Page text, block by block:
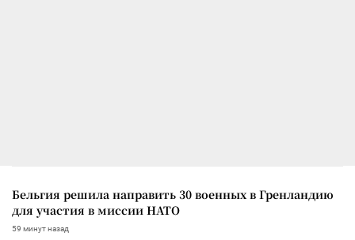
Бельгия решила направить 30 военных в Гренландию
для участия в миссии НАТО
59 минут назад